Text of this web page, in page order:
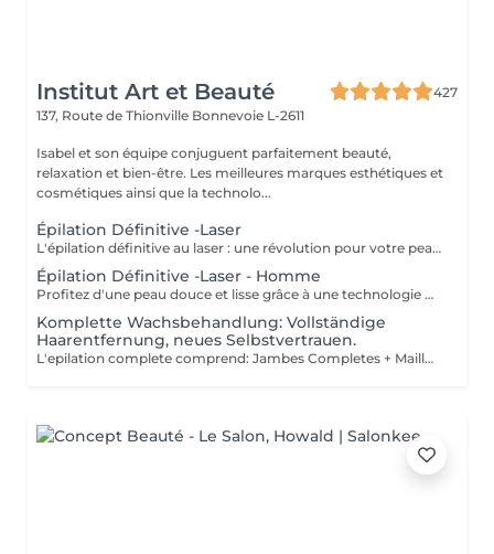
Institut Art et Beauté
427
137, Route de Thionville Bonnevoie L-2611
Isabel et son équipe conjuguent parfaitement beauté,
relaxation et bien-être. Les meilleures marques esthétiques et
cosmétiques ainsi que la technolo...
Épilation Définitive -Laser
L'épilation définitive au laser : une révolution pour votre peau ! Avec notre technologie avancée Pulse Laser , offrez-vous investissement dans votre confort et votre beauté . Les avantages de l'épilation définitive : -Une méthode douce et indolore. -Résultats durables. -Adaptée à tous les types de peau. -Gain de temps et praticité. -Rapidité et efficacité. -Calculer 6 séance es par zone. Révéler votre beauté naturelle ! Votre bien-être est notre priorité.
Épilation Définitive -Laser - Homme
Profitez d'une peau douce et lisse grâce à une technologie de pointe qui allie efficacité, rapidité et confort tous les types de peau . Des résultats visibles et durables Un soin en toute sécurité et sans douleur Une méthode rapide pour être prête avant les fêtes ! Sublimez votre peau Prenez soin de vous vous le méritez !
Komplette Wachsbehandlung: Vollständige
Haarentfernung, neues Selbstvertrauen.
L'epilation complete comprend: Jambes Completes + Maillot intégral + Aisselles + Sourcils + Duvet Épilation à la cire permet d'arracher le poil et la racine, ce qui a pour effet de ralentir la repousse de quelques semaines. De plus, le poil qui repoussera sera plus fin. L'épilation à la cire est une méthode efficace pour tous les types de poils. La cire tiède est utilisée sur la majorité des régions corporelles. Pour les régions plus sensibles, comme les aisselles et le bikini, c'est plutôt la cire chaude qui est utilisée afin de minimiser les risques d'ecchymoses dus à une traction trop forte.